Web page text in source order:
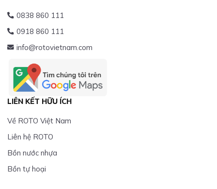
0838 860 111
0918 860 111
info@rotovietnam.com
LIÊN KẾT HỮU ÍCH
Về ROTO Việt Nam
Liên hệ ROTO
Bồn nước nhựa
Bồn tự hoại